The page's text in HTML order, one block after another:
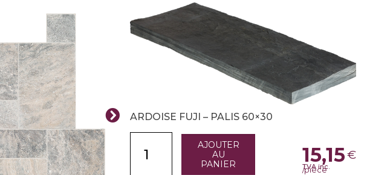
ARDOISE FUJI – PALIS 60×30
AJOUTER
AU
PANIER
15,15€
TVA inc.
/pièce